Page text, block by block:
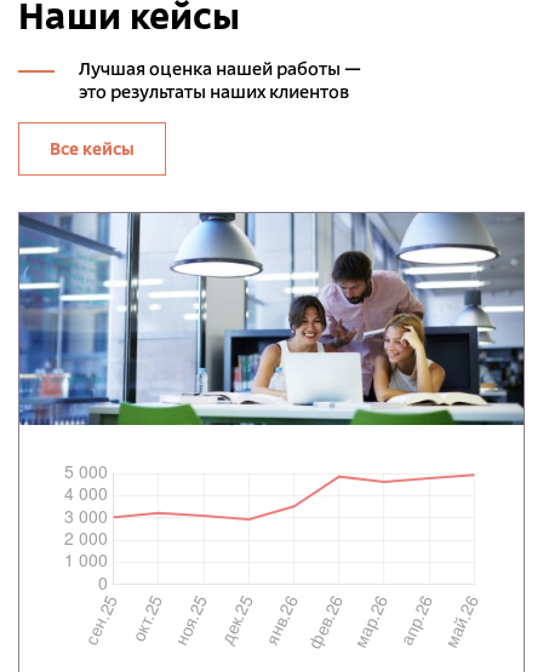
Наши кейсы
Лучшая оценка нашей работы —
это результаты наших клиентов
Все кейсы